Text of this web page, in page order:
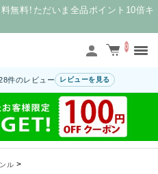
無料！ただいま全品ポイント10倍キ
0
件のレビュー レビューを見る
ル >